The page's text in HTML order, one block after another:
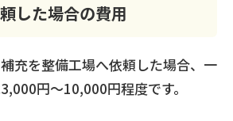
した場合の費用
充を整備工場へ依頼した場合、一
円〜10,000円程度です。